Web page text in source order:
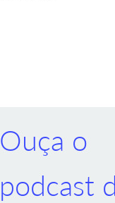
Ouça o
podcast